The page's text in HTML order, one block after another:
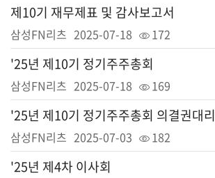
제10기 재무제표 및 감사보고서
삼성FN리츠 2025-07-18 172
'25년 제10기 정기주주총회
삼성FN리츠 2025-07-18 169
'25년 제10기 정기주주총회 의결권대
삼성FN리츠 2025-07-03 182
'25년 제4차 이사회